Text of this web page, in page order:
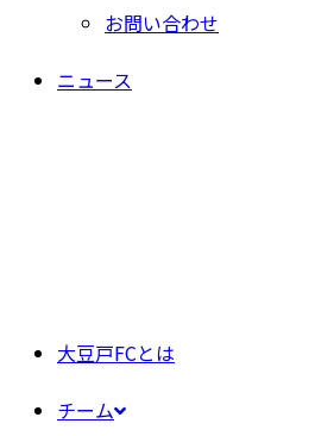
お問い合わせ
ニュース
大豆戸FCとは
チーム